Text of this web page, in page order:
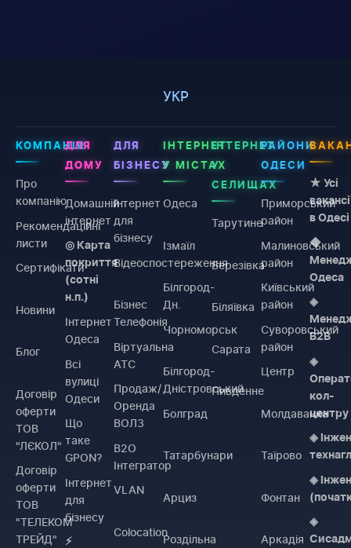
УКР
КОМПАНІЯ
Про
компанію
Рекомендаційні
листи
Сертифікати
Новини
Блог
Договiр
оферти
ТОВ
"ЛЄКОЛ"
Договiр
оферти
ТОВ
"ТЕЛЕКОМ
ТРЕЙД"
ДЛЯ
ДОМУ
Домашній
інтернет
◎ Карта
покриття
(сотні
н.п.)
Інтернет
Одеса
Всі
вулиці
Одеси
Що
таке
GPON?
Інтернет
для
бізнесу
⚡
ДЛЯ
БІЗНЕСУ
Інтернет
для
бізнесу
Відеоспостереження
Бізнес
Телефонія
Віртуальна
АТС
Продаж/
Оренда
ВОЛЗ
B2O
Інтегратор
VLAN
Colocation
ІНТЕРНЕТ
У МІСТАХ
Одеса
Ізмаїл
Білгород-
Дн.
Чорноморськ
Білгород-
Дністровський
Болград
Татарбунари
Арциз
Роздільна
ІНТЕРНЕТ
У
СЕЛИЩАХ
Тарутине
Березівка
Біляївка
Сарата
Пивденне
РАЙОНИ
ОДЕСИ
Приморський
район
Малиновський
район
Київський
район
Суворовський
район
Центр
Молдаванка
Таїрово
Фонтан
Аркадія
★ Усі
в Одесі
◆
Одеса
◈
B2B
◈
кол-
центру
◈
◈
◈